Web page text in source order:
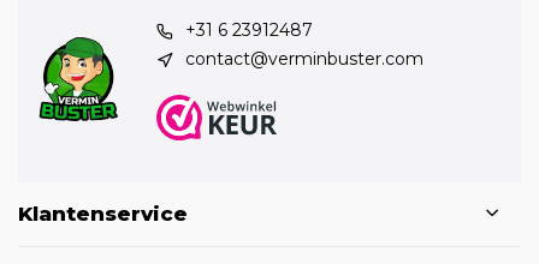
+31 6 23912487
contact@verminbuster.com
Klantenservice